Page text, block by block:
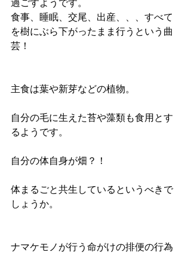
過ごすようです。
食事、睡眠、交尾、出産、、、すべて
を樹にぶら下がったまま行うという曲
芸！
主食は葉や新芽などの植物。
自分の毛に生えた苔や藻類も食用とす
るようです。
自分の体自身が畑？！
体まるごと共生しているというべきで
しょうか。
ナマケモノが行う命がけの排便の行為